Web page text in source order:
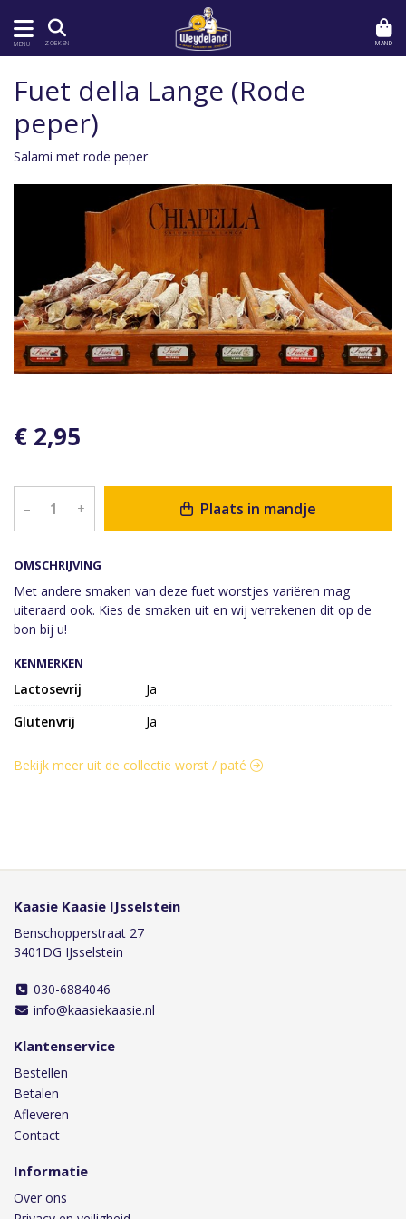
MENU ZOEKEN MAND
OMSCHRIJVING
Met andere smaken van deze fuet worstjes variëren mag
uiteraard ook. Kies de smaken uit en wij verrekenen dit op de
bon bij u!
Fuet della Lange (Rode
peper)
Salami met rode peper
€ 2,95
– + Plaats in mandje
KENMERKEN
Lactosevrij
Ja
Glutenvrij
Ja
Bekijk meer uit de collectie worst / paté
Kaasie Kaasie IJsselstein
Benschopperstraat 27
3401DG IJsselstein
030-6884046
info@kaasiekaasie.nl
Klantenservice
Bestellen
Betalen
Afleveren
Contact
Informatie
Over ons